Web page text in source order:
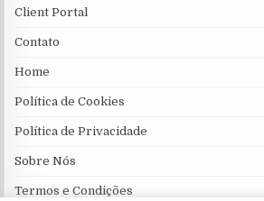
Client Portal
Contato
Home
Política de Cookies
Política de Privacidade
Sobre Nós
Termos e Condições